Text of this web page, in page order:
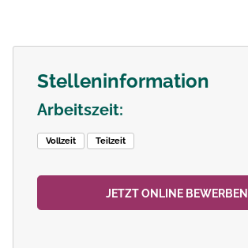
Stelleninformation
Arbeitszeit:
Vollzeit Teilzeit
JETZT ONLINE BEWERBEN